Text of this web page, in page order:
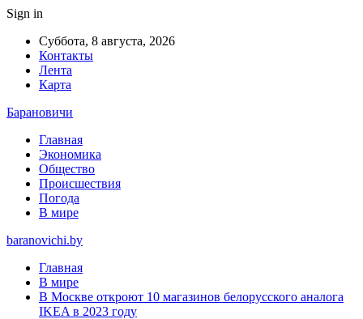
Sign in
Суббота, 8 августа, 2026
Контакты
Лента
Карта
Барановичи
Главная
Экономика
Общество
Происшествия
Погода
В мире
baranovichi.by
Главная
В мире
В Москве откроют 10 магазинов белорусского аналога
IKEA в 2023 году